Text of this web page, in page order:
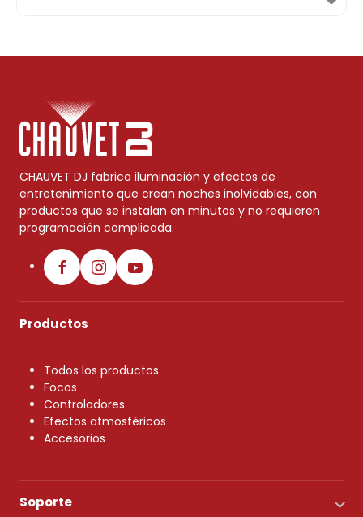
CHAUVET DJ fabrica iluminación y efectos de
entretenimiento que crean noches inolvidables, con
productos que se instalan en minutos y no requieren
programación complicada.
Productos
Todos los productos
Focos
Controladores
Efectos atmosféricos
Accesorios
Soporte